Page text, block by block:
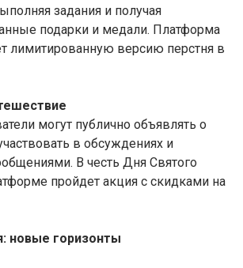
задания и получая
подарки и медали. Платформа
лимитированную версию перстня в
могут публично объявлять о
в обсуждениях и
В честь Дня Святого
пройдет акция с скидками на
новые горизонты